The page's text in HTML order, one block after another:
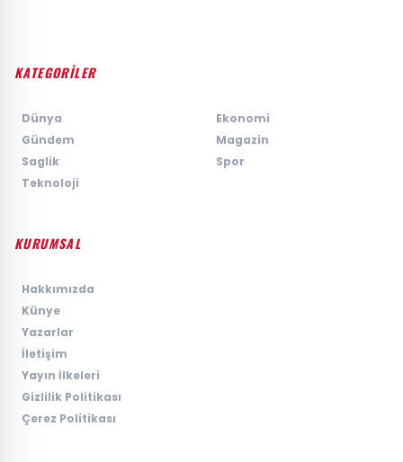
KATEGORİLER
Dünya
Ekonomi
Gündem
Magazin
Saglik
Spor
Teknoloji
KURUMSAL
Hakkımızda
Künye
Yazarlar
İletişim
Yayın İlkeleri
Gizlilik Politikası
Çerez Politikası